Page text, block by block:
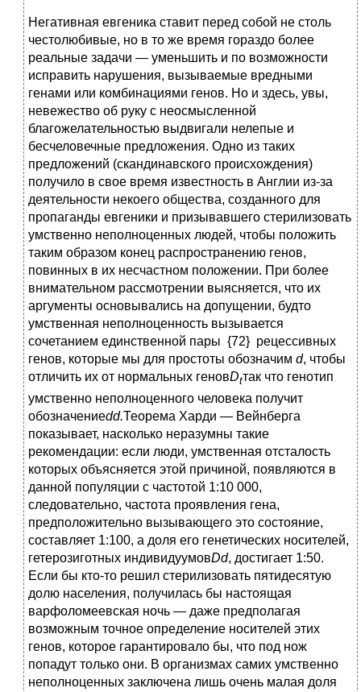
Негативная евгеника ставит перед собой не столь
честолюбивые, но в то же время гораздо более
реальные задачи — уменьшить и по возможности
исправить нарушения, вызываемые вредными
генами или комбинациями генов. Но и здесь, увы,
невежество об руку с неосмысленной
благожелательностью выдвигали нелепые и
бесчеловечные предложения. Одно из таких
предложений (скандинавского происхождения)
получило в свое время известность в Англии из-за
деятельности некоего общества, созданного для
пропаганды евгеники и призывавшего стерилизовать
умственно неполноценных людей, чтобы положить
таким образом конец распространению генов,
повинных в их несчастном положении. При более
внимательном рассмотрении выясняется, что их
аргументы основывались на допущении, будто
умственная неполноценность вызывается
сочетанием единственной пары {72} рецессивных
генов, которые мы для простоты обозначим d, чтобы
отличить их от нормальных геновDtтак что генотип
умственно неполноценного человека получит
обозначениеdd.Теорема Харди — Вейнберга
показывает, насколько неразумны такие
рекомендации: если люди, умственная отсталость
которых объясняется этой причиной, появляются в
данной популяции с частотой 1:10 000,
следовательно, частота проявления гена,
предположительно вызывающего это состояние,
составляет 1:100, а доля его генетических носителей,
гетерозиготных индивидуумовDd, достигает 1:50.
Если бы кто-то решил стерилизовать пятидесятую
долю населения, получилась бы настоящая
варфоломеевская ночь — даже предполагая
возможным точное определение носителей этих
генов, которое гарантировало бы, что под нож
попадут только они. В организмах самих умственно
неполноценных заключена лишь очень малая доля